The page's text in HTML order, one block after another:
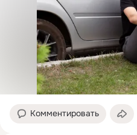
Комментировать